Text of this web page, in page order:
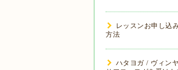
レッスンお申し込
方法
ハタヨガ / ヴィンヤ